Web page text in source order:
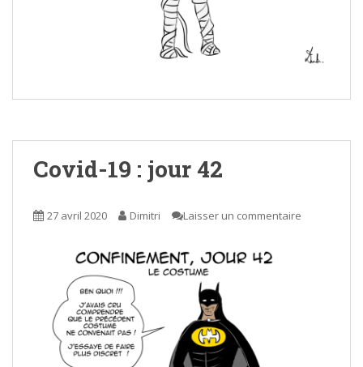
Covid-19 : jour 42
27 avril 2020 Dimitri Laisser un commentaire